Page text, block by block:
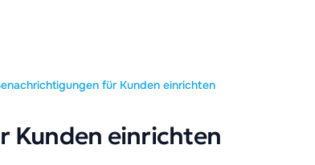
für Kunden einrichten
Kunden einrichten